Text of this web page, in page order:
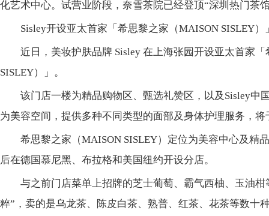
化艺术中心。试营业阶段，奈雪茶院已经登顶“深圳热门茶
Sisley开设亚太首家「希思黎之家（MAISON SISLEY
近日，美妆护肤品牌 Sisley 在上海张园开设亚太首家
SISLEY）」。
该门店一楼为精品购物区、甄选礼赞区，以及Sisley中
为美容空间，提供多种不同类型的面部及身体护理服务，
希思黎之家（MAISON SISLEY）定位为美容中心及精
后在德国慕尼黑、布拉格和美国纽约开设分店。
与之前门店菜单上招牌的芝士葡萄、霸气西柚、玉油
粹”，卖的是乌龙茶、陈皮白茶、熟普、红茶、花茶等数十